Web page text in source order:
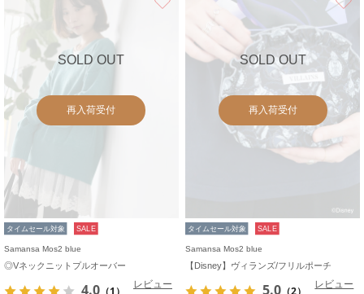
SOLD OUT
再入荷受付
タイムセール対象 SALE
Samansa Mos2 blue
◎Vネックニットプルオーバー
4.0
レビュー
SOLD OUT
再入荷受付
タイムセール対象 SALE
Samansa Mos2 blue
【Disney】ヴィランズ/フリルポーチ
5.0
レビュー